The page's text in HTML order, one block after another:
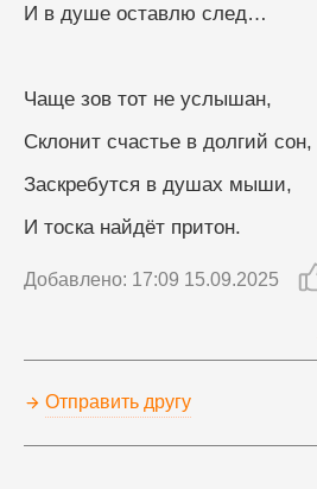
И в душе оставлю след…
Чаще зов тот не услышан,
Склонит счастье в долгий сон,
Заскребутся в душах мыши,
И тоска найдёт притон.
Добавлено: 17:09 15.09.2025
Отправить другу